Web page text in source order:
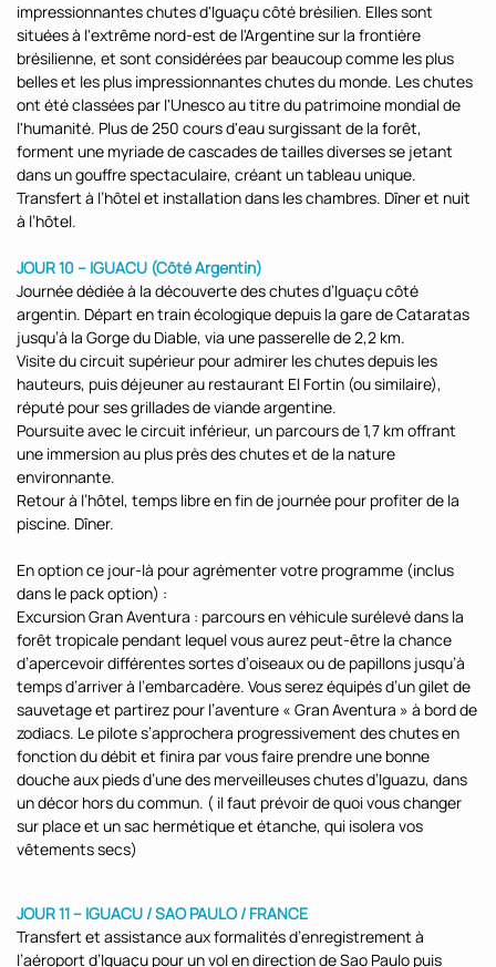
impressionnantes chutes d'Iguaçu côté brésilien. Elles sont
situées à l'extrême nord-est de l'Argentine sur la frontière
brésilienne, et sont considérées par beaucoup comme les plus
belles et les plus impressionnantes chutes du monde. Les chutes
ont été classées par l'Unesco au titre du patrimoine mondial de
l'humanité. Plus de 250 cours d'eau surgissant de la forêt,
forment une myriade de cascades de tailles diverses se jetant
dans un gouffre spectaculaire, créant un tableau unique.
Transfert à l’hôtel et installation dans les chambres. Dîner et nuit
à l’hôtel.
JOUR 10 – IGUACU (Côté Argentin)
Journée dédiée à la découverte des chutes d’Iguaçu côté
argentin. Départ en train écologique depuis la gare de Cataratas
jusqu’à la Gorge du Diable, via une passerelle de 2,2 km.
Visite du circuit supérieur pour admirer les chutes depuis les
hauteurs, puis déjeuner au restaurant El Fortin (ou similaire),
réputé pour ses grillades de viande argentine.
Poursuite avec le circuit inférieur, un parcours de 1,7 km offrant
une immersion au plus près des chutes et de la nature
environnante.
Retour à l’hôtel, temps libre en fin de journée pour profiter de la
piscine. Dîner.
En option ce jour-là pour agrémenter votre programme (inclus
dans le pack option) :
Excursion Gran Aventura : parcours en véhicule surélevé dans la
forêt tropicale pendant lequel vous aurez peut-être la chance
d’apercevoir différentes sortes d’oiseaux ou de papillons jusqu’à
temps d’arriver à l’embarcadère. Vous serez équipés d’un gilet de
sauvetage et partirez pour l’aventure « Gran Aventura » à bord de
zodiacs. Le pilote s’approchera progressivement des chutes en
fonction du débit et finira par vous faire prendre une bonne
douche aux pieds d’une des merveilleuses chutes d’Iguazu, dans
un décor hors du commun. ( il faut prévoir de quoi vous changer
sur place et un sac hermétique et étanche, qui isolera vos
vêtements secs)
JOUR 11 – IGUACU / SAO PAULO / FRANCE
Transfert et assistance aux formalités d’enregistrement à
l’aéroport d’Iguaçu pour un vol en direction de Sao Paulo puis